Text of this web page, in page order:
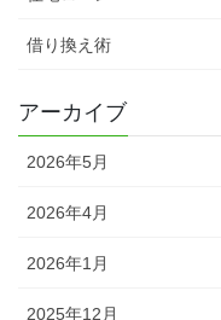
借り換え術
アーカイブ
2026年5月
2026年4月
2026年1月
2025年12月